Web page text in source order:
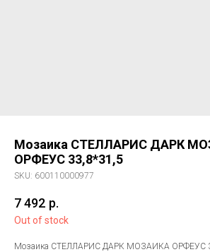
Мозаика СТЕЛЛАРИС ДАРК
ОРФЕУС 33,8*31,5
SKU: 600110000977
7 492 р.
Out of stock
Мозаика СТЕЛЛАРИС ДАРК МОЗАИКА ОРФЕУС